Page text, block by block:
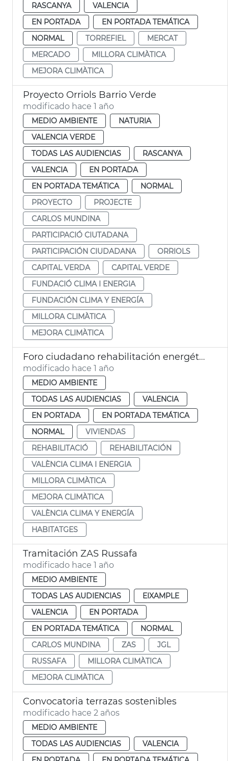
RASCANYA
VALENCIA
EN PORTADA
EN PORTADA TEMÁTICA
NORMAL
TORREFIEL
MERCAT
MERCADO
MILLORA CLIMÀTICA
MEJORA CLIMÀTICA
Proyecto Orriols Barrio Verde
modificado hace 1 año
MEDIO AMBIENTE
NATURIA
VALENCIA VERDE
TODAS LAS AUDIENCIAS
RASCANYA
VALENCIA
EN PORTADA
EN PORTADA TEMÁTICA
NORMAL
PROYECTO
PROJECTE
CARLOS MUNDINA
PARTICIPACIÓ CIUTADANA
PARTICIPACIÓN CIUDADANA
ORRIOLS
CAPITAL VERDA
CAPITAL VERDE
FUNDACIÓ CLIMA I ENERGIA
FUNDACIÓN CLIMA Y ENERGÍA
MILLORA CLIMÀTICA
MEJORA CLIMÀTICA
Foro ciudadano rehabilitación energética
modificado hace 1 año
MEDIO AMBIENTE
TODAS LAS AUDIENCIAS
VALENCIA
EN PORTADA
EN PORTADA TEMÁTICA
NORMAL
VIVIENDAS
REHABILITACIÓ
REHABILITACIÓN
VALÈNCIA CLIMA I ENERGIA
MILLORA CLIMÀTICA
MEJORA CLIMÀTICA
VALÈNCIA CLIMA Y ENERGÍA
HABITATGES
Tramitación ZAS Russafa
modificado hace 1 año
MEDIO AMBIENTE
TODAS LAS AUDIENCIAS
EIXAMPLE
VALENCIA
EN PORTADA
EN PORTADA TEMÁTICA
NORMAL
CARLOS MUNDINA
ZAS
JGL
RUSSAFA
MILLORA CLIMÀTICA
MEJORA CLIMÀTICA
Convocatoria terrazas sostenibles
modificado hace 2 años
MEDIO AMBIENTE
TODAS LAS AUDIENCIAS
VALENCIA